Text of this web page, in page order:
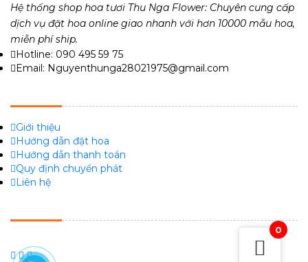
Hệ thống shop hoa tươi Thu Nga Flower: Chuyên cung cấp
dịch vụ đặt hoa online giao nhanh với hơn 10000 mẫu hoa,
miễn phí ship.
Hotline: 090 495 59 75
Email: Nguyenthunga28021975@gmail.com
Giới thiệu
Hướng dẫn đặt hoa
Hướng dẫn thanh toán
Quy định chuyển phát
Liên hệ
0